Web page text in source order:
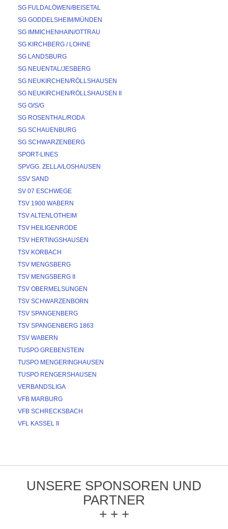
SG FULDALÖWEN/BEISETAL
SG GODDELSHEIM/MÜNDEN
SG IMMICHENHAIN/OTTRAU
SG KIRCHBERG / LOHNE
SG LANDSBURG
SG NEUENTAL/JESBERG
SG NEUKIRCHEN/RÖLLSHAUSEN
SG NEUKIRCHEN/RÖLLSHAUSEN II
SG O/S/G
SG ROSENTHAL/RODA
SG SCHAUENBURG
SG SCHWARZENBERG
SPORT-LINES
SPVGG. ZELLA/LOSHAUSEN
SSV SAND
SV 07 ESCHWEGE
TSV 1900 WABERN
TSV ALTENLOTHEIM
TSV HEILIGENRODE
TSV HERTINGSHAUSEN
TSV KORBACH
TSV MENGSBERG
TSV MENGSBERG II
TSV OBERMELSUNGEN
TSV SCHWARZENBORN
TSV SPANGENBERG
TSV SPANGENBERG 1863
TSV WABERN
TUSPO GREBENSTEIN
TUSPO MENGERINGHAUSEN
TUSPO RENGERSHAUSEN
VERBANDSLIGA
VFB MARBURG
VFB SCHRECKSBACH
VFL KASSEL II
UNSERE SPONSOREN UND
PARTNER
+ + +